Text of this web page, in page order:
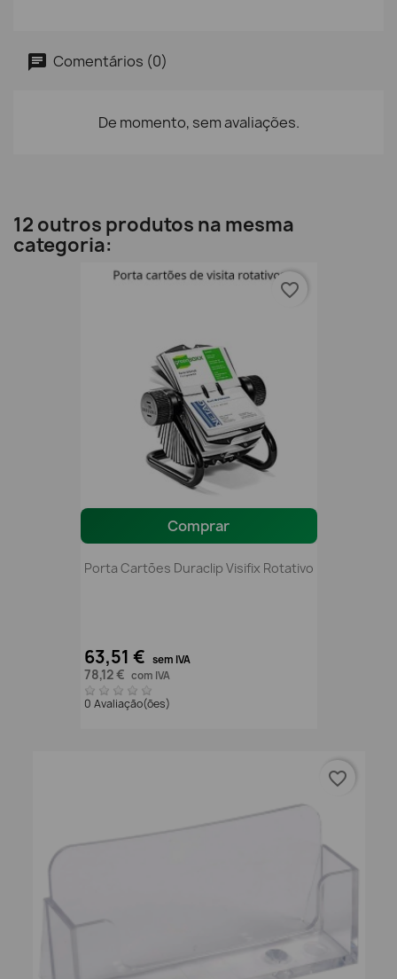
Comentários (0)
De momento, sem avaliações.
12 outros produtos na mesma
categoria:
Comprar
Porta Cartões Duraclip Visifix Rotativo
63,51 € sem IVA
78,12 € com IVA
0 Avaliação(ões)
favorite_border
favorite_border